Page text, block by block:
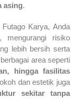
asing.
Karya, Anda
, mengurangi risiko
lebih bersih serta
area seperti
hingga fasilitas
dan estetik juga
sekitar tanpa